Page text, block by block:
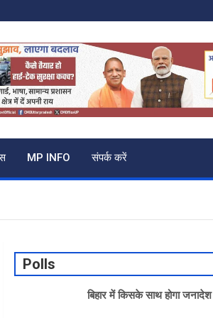
MP INFO संपर्क करें
Polls
बिहार में किसके साथ होगा जनादेश